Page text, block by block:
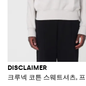
DISCLAIMER
크루넥 코튼 스웨트셔츠,